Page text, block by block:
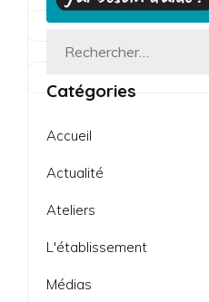
Rechercher :
Catégories
Accueil
Actualité
Ateliers
L'établissement
Médias